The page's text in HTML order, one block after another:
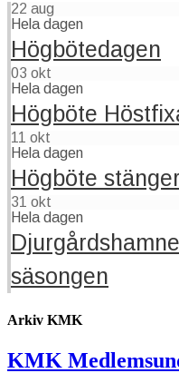
22 aug
Hela dagen
Högbötedagen
03 okt
Hela dagen
Högböte
11 okt
Hela dagen
Högböte stänger
31 okt
Hela dagen
säsongen
Arkiv KMK
KMK